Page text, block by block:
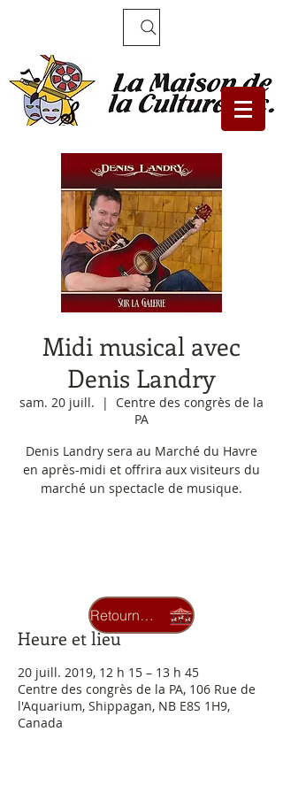
Midi musical avec
Denis Landry
sam. 20 juill.
  |
Centre des congrès de la
PA
Denis Landry sera au Marché du Havre
en après-midi et offrira aux visiteurs du
marché un spectacle de musique.
Heure et lieu
20 juill. 2019, 12 h 15 – 13 h 45
Centre des congrès de la PA, 106 Rue de
l'Aquarium, Shippagan, NB E8S 1H9,
Canada
Retourner au carrousel